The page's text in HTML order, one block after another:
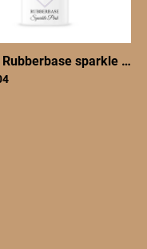
| PNS Rubberbase sparkle pink 7 ml